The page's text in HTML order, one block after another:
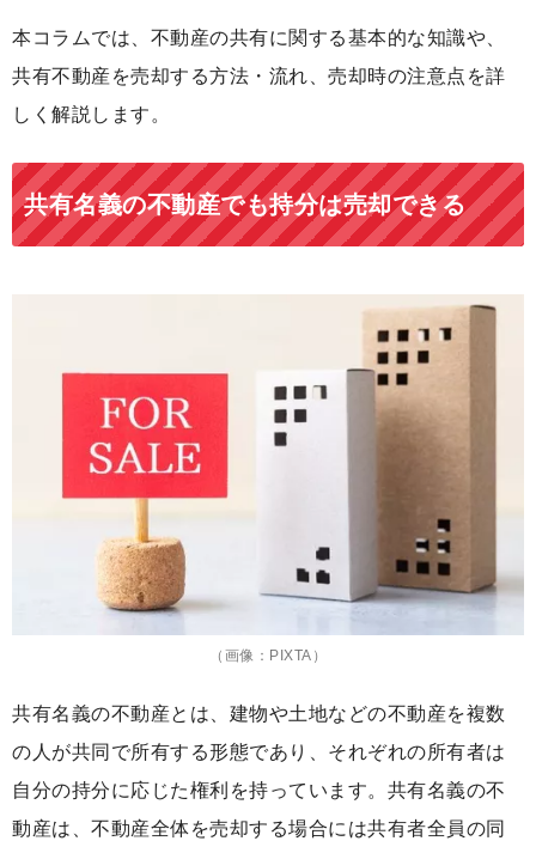
本コラムでは、不動産の共有に関する基本的な知識や、
共有不動産を売却する方法・流れ、売却時の注意点を詳
しく解説します。
共有名義の不動産でも持分は売却できる
（画像：PIXTA）
共有名義の不動産とは、建物や土地などの不動産を複数
の人が共同で所有する形態であり、それぞれの所有者は
自分の持分に応じた権利を持っています。共有名義の不
動産は、不動産全体を売却する場合には共有者全員の同